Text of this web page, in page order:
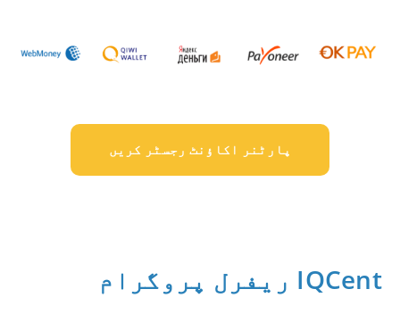
پارٹنر اکاؤنٹ رجسٹر کریں
IQCent ریفرل پروگرام